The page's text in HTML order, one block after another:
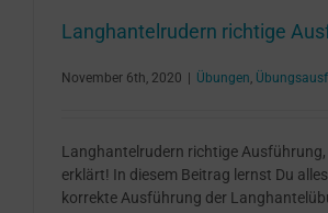
Langhantelrudern richtige
November 6th, 2020 Übungen,
Langhantelrudern richtige
erklärt! In diesem Beitrag lernst Du
korrekte Ausführung der